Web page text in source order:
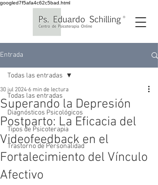
googled7f5afa4c62c5bad.html
Entrada
Todas las entradas
Diagnósticos Psicológicos
Tipos de Psicoterapia
Trastorno de Personalidad
Todas las entradas
Superando la Depresión
Postparto: La Eficacia del
Videofeedback en el
Fortalecimiento del Vínculo
Afectivo
30 jul 2024 6 min de lectura